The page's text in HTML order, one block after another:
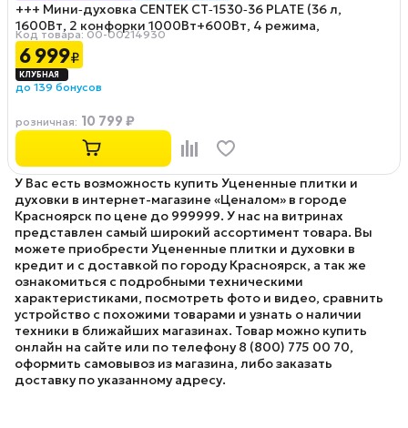
+++ Мини‑духовка CENTEK CT‑1530‑36 PLATE (36 л,
1600Вт, 2 конфорки 1000Вт+600Вт, 4 режима,
320°С,черный) Вмятина на верхнем углу 8/10
Код товара: 00-00214930
6 999₽
до 139 бонусов
розничная: 10 799 ₽
У Вас есть возможность купить Уцененные плитки и
духовки в интернет-магазине «Ценалом» в городе
Красноярск по цене до 999999. У нас на витринах
представлен самый широкий ассортимент товара. Вы
можете приобрести Уцененные плитки и духовки в
кредит и с доставкой по городу Красноярск, а так же
ознакомиться с подробными техническими
характеристиками, посмотреть фото и видео, сравнить
устройство с похожими товарами и узнать о наличии
техники в ближайших магазинах. Товар можно купить
онлайн на сайте или по телефону 8 (800) 775 00 70,
оформить самовывоз из магазина, либо заказать
доставку по указанному адресу.